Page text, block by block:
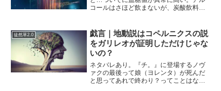
コールはさほど飲まないが、炭酸飲料と
を食べているわけではないですよ）。逆
に全く食べないのはよく...
徒然草2.0
戯言｜地動説はコペルニクスの説
をガリレオが証明しただけじゃな
いの？
ネタバレあり。『チ。』に登場するノヴ
ァクの最後って娘（ヨレンタ）が死んだ
と思ってあれで終わり？ってことはない